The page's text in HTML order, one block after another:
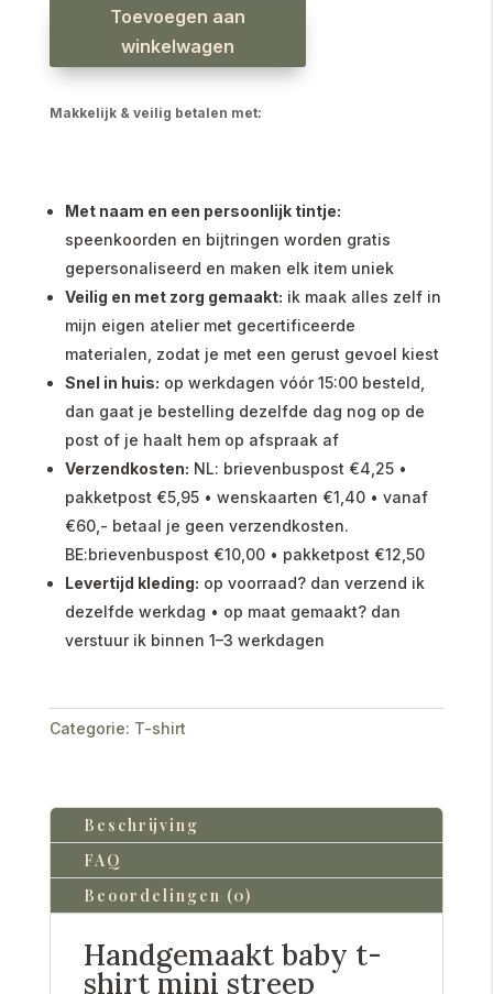
Toevoegen aan
winkelwagen
Makkelijk & veilig betalen met:
Met naam en een persoonlijk tintje:
speenkoorden en bijtringen worden gratis
gepersonaliseerd en maken elk item uniek
Veilig en met zorg gemaakt: ik maak alles zelf in
mijn eigen atelier met gecertificeerde
materialen, zodat je met een gerust gevoel kiest
Snel in huis: op werkdagen vóór 15:00 besteld,
dan gaat je bestelling dezelfde dag nog op de
post of je haalt hem op afspraak af
Verzendkosten: NL: brievenbuspost €4,25 •
pakketpost €5,95 • wenskaarten €1,40 • vanaf
€60,- betaal je geen verzendkosten.
BE:brievenbuspost €10,00 • pakketpost €12,50
Levertijd kleding: op voorraad? dan verzend ik
dezelfde werkdag • op maat gemaakt? dan
verstuur ik binnen 1–3 werkdagen
Categorie: T-shirt
Beschrijving
FAQ
Beoordelingen (0)
Handgemaakt baby t-
shirt mini streep